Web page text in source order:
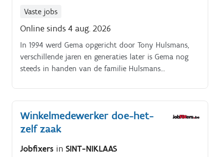
Vaste jobs
Online sinds 4 aug. 2026
In 1994 werd Gema opgericht door Tony Hulsmans,
verschillende jaren en generaties later is Gema nog
steeds in handen van de familie Hulsmans
grote groei en professionalisering en kan zich
hierdoor trots een vertrouwd adviseur en specialist in
PVC materialen voor sanitair, regenwater en riolering
bij Gema terecht voor een groot assortiment aan doe
Winkelmedewerker doe-het-
zelf zaak
Jobfixers in SINT-NIKLAAS